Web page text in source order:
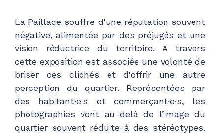
La Paillade souffre d'une réputation souvent
négative, alimentée par des préjugés et une
vision réductrice du territoire. À travers
cette exposition est associée une volonté de
briser ces clichés et d'offrir une autre
perception du quartier. Représentées par
des habitant·e·s et commerçant·e·s, les
photographies vont au-delà de l’image du
quartier souvent réduite à des stéréotypes.